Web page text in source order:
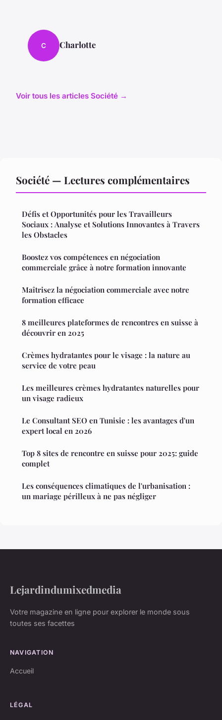
C Charlotte
Voir tous les articles Société →
Société — Lectures complémentaires
Défis et Opportunités pour les Travailleurs
Sociaux : Analyse et Solutions Innovantes à Travers
les Obstacles
Boostez vos compétences en négociation
commerciale grâce à notre formation innovante
Maîtrisez la négociation commerciale avec notre
formation efficace
8 meilleures plateformes de rencontres en suisse à
découvrir en 2025
Crèmes hydratantes pour le visage : la nature au
service de votre peau
Les meilleures crèmes hydratantes naturelles pour
un visage radieux
Le Consultant SEO en Tunisie : les avantages d'un
expert local en 2026
Top 8 sites de rencontre en suisse pour 2025: guide
complet
Les conséquences climatiques de l'urbanisation :
un mariage périlleux à ne pas négliger
Lejardindumixedmedia
Votre magazine en ligne pour explorer le monde sous
toutes ses facettes
NAVIGATION
Accueil
LÉGAL